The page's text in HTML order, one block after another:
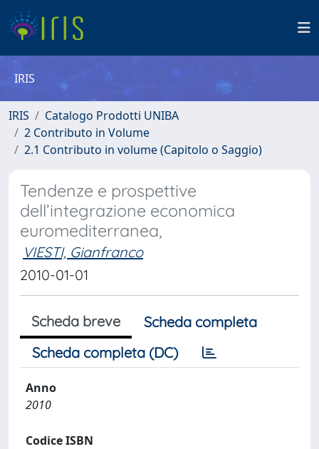
IRIS
IRIS
Catalogo Prodotti UNIBA
2 Contributo in Volume
2.1 Contributo in volume (Capitolo o Saggio)
Tendenze e prospettive
dell’integrazione economica
euromediterranea,
VIESTI, Gianfranco
2010-01-01
Scheda breve
Scheda completa
Scheda completa (DC)
Anno
2010
Codice ISBN